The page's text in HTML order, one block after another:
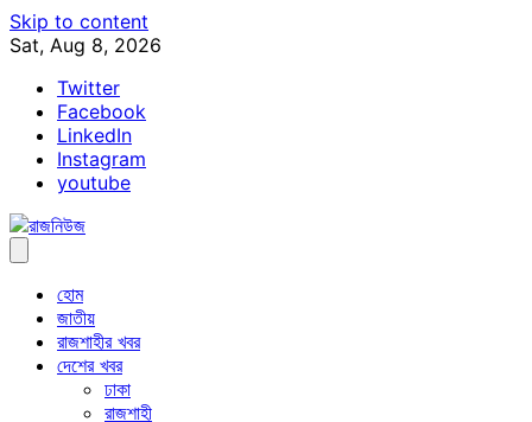
Skip to content
Sat, Aug 8, 2026
Twitter
Facebook
LinkedIn
Instagram
youtube
হোম
জাতীয়
রাজশাহীর খবর
দেশের খবর
ঢাকা
রাজশাহী